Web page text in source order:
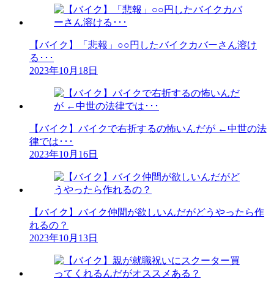
【バイク】「悲報」○○円したバイクカバーさん溶け
る･･･
2023年10月18日
【バイク】バイクで右折するの怖いんだが ←中世の法
律では･･･
2023年10月16日
【バイク】バイク仲間が欲しいんだがどうやったら作
れるの？
2023年10月13日